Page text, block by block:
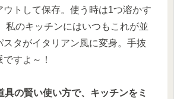
ウトして保存。使う時は1つ溶かす
私のキッチンにはいつもこれが並
スタがイタリアン風に変身。手抜
すよ～！
具の賢い使い方で、キッチンをミ